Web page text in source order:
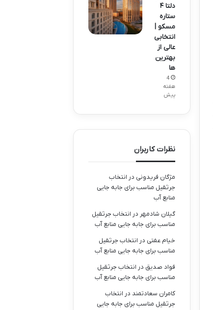
دلتا ۴
ستاره
مسکو |
انتخابی
عالی از
بهترین
ها
4
هفته
پیش
نظرات کاربران
مژگان فریدونی در انتخاب
جرثقیل مناسب برای جابه جایی
منابع آب
گیلان شادمهر در انتخاب جرثقیل
مناسب برای جابه جایی منابع آب
خیام عفتی در انتخاب جرثقیل
مناسب برای جابه جایی منابع آب
فواد صدیق در انتخاب جرثقیل
مناسب برای جابه جایی منابع آب
کامران سعادتمنددر انتخاب
جرثقیل مناسب برای جابه جایی